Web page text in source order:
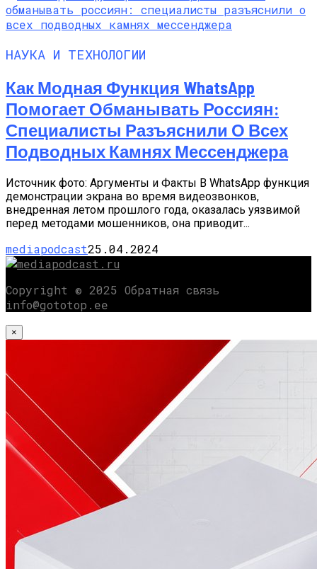
НАУКА И ТЕХНОЛОГИИ
Как Модная Функция WhatsApp
Помогает Обманывать Россиян:
Специалисты Разъяснили О Всех
Подводных Камнях Мессенджера
Источник фото: Аргументы и Факты В WhatsApp функция
демонстрации экрана во время видеозвонков,
внедренная летом прошлого года, оказалась уязвимой
перед методами мошенников, она приводит...
mediapodcast25.04.2024
Copyright © 2025 Обратная связь
info@gototop.ee
×